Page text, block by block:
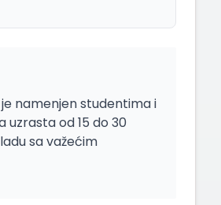
namenjen studentima i
uzrasta od 15 do 30
sa važećim